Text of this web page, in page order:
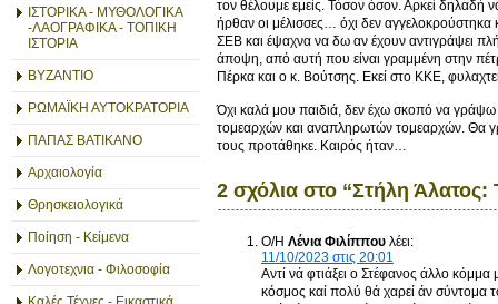
ΙΣΤΟΡΙΚΑ - ΜΥΘΟΛΟΓΙΚΑ
-ΛΑΟΓΡΑΦΙΚΑ - ΤΟΠΙΚΗ
ΙΣΤΟΡΙΑ
ΒΥΖΑΝΤΙΟ
ΡΩΜΑΪΚΗ ΑΥΤΟΚΡΑΤΟΡΙΑ
ΠΑΠΑΣ ΒΑΤΙΚΑΝΟ
Αρχαιολογία
Θρησκειολογικά
Ποίηση - Κείμενα
Λογοτεχνια - Φιλοσοφία
τον θέλουμε εμείς. Τόσον όσον. Αρκεί δηλαδή
ήρθαν οι μέλισσες… όχι δεν
ΣΕΒ και έψαχνα να δω αν έχουν αντιγράψει
άποψη, από αυτή που είναι γραμμένη στην
Πέρκα και ο κ. Βούτσης. Εκεί στο ΚΚΕ,
Όχι καλά μου παιδιά, δεν έχω σκοπό να
τομεαρχών και αναπληρωτών τομεαρχών. Θα
τους προτάθηκε. Καιρός ήταν…
2 σχόλια στο “Στήλη Άλατος:
Ο/Η Λένια Φιλίππου λέει:
11/10/2023 στις 20:01
Αντί νά φτιάξει ο Στέφανος άλλο
κόσμος καί πολύ θά χαρεί άν σύντομα